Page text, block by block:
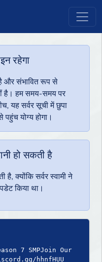
रहेगा
और संभावित रूप से
है। हम समय-समय पर
यह सर्वर सूची में छुपा
योग्य होगा।
हो सकती है
है, क्योंकि सर्वर स्वामी ने
किया था।
7 SMPJoin Our
hhnfHUU